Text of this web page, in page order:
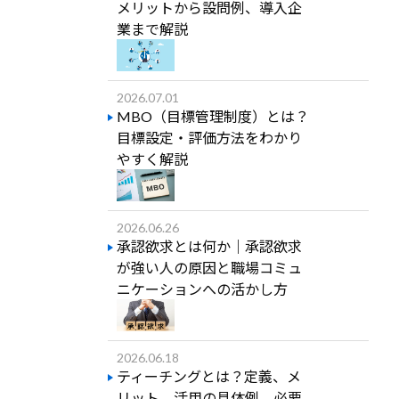
メリットから設問例、導入企
業まで解説
2026.07.01
MBO（目標管理制度）とは？
目標設定・評価方法をわかり
やすく解説
2026.06.26
承認欲求とは何か｜承認欲求
が強い人の原因と職場コミュ
ニケーションへの活かし方
2026.06.18
ティーチングとは？定義、メ